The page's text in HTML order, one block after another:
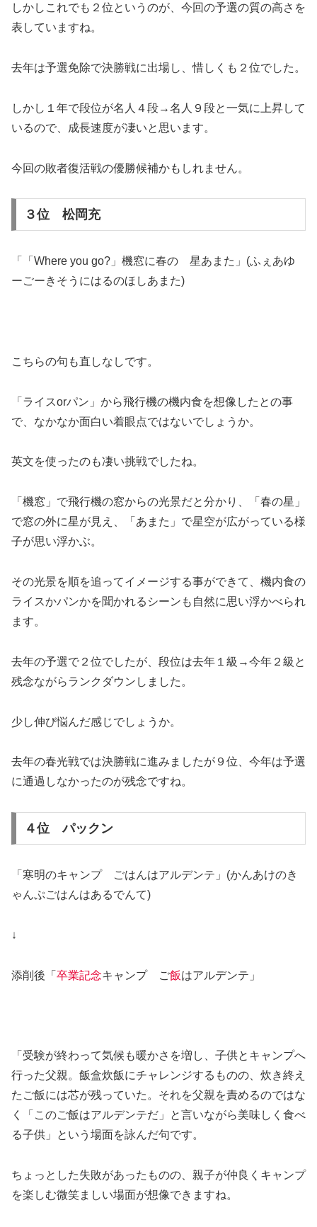
しかしこれでも２位というのが、今回の予選の質の高さを
表していますね。
去年は予選免除で決勝戦に出場し、惜しくも２位でした。
しかし１年で段位が名人４段→名人９段と一気に上昇して
いるので、成長速度が凄いと思います。
今回の敗者復活戦の優勝候補かもしれません。
３位 松岡充
「「Where you go?」機窓に春の 星あまた」(ふぇあゆ
ーごーきそうにはるのほしあまた)
こちらの句も直しなしです。
「ライスorパン」から飛行機の機内食を想像したとの事
で、なかなか面白い着眼点ではないでしょうか。
英文を使ったのも凄い挑戦でしたね。
「機窓」で飛行機の窓からの光景だと分かり、「春の星」
で窓の外に星が見え、「あまた」で星空が広がっている様
子が思い浮かぶ。
その光景を順を追ってイメージする事ができて、機内食の
ライスかパンかを聞かれるシーンも自然に思い浮かべられ
ます。
去年の予選で２位でしたが、段位は去年１級→今年２級と
残念ながらランクダウンしました。
少し伸び悩んだ感じでしょうか。
去年の春光戦では決勝戦に進みましたが９位、今年は予選
に通過しなかったのが残念ですね。
４位 パックン
「寒明のキャンプ ごはんはアルデンテ」(かんあけのき
ゃんぷごはんはあるでんて)
↓
添削後「 卒業記念キャンプ ご飯はアルデンテ」
「受験が終わって気候も暖かさを増し、子供とキャンプへ
行った父親。飯盒炊飯にチャレンジするものの、炊き終え
たご飯には芯が残っていた。それを父親を責めるのではな
く「このご飯はアルデンテだ」と言いながら美味しく食べ
る子供」という場面を詠んだ句です。
ちょっとした失敗があったものの、親子が仲良くキャンプ
を楽しむ微笑ましい場面が想像できますね。